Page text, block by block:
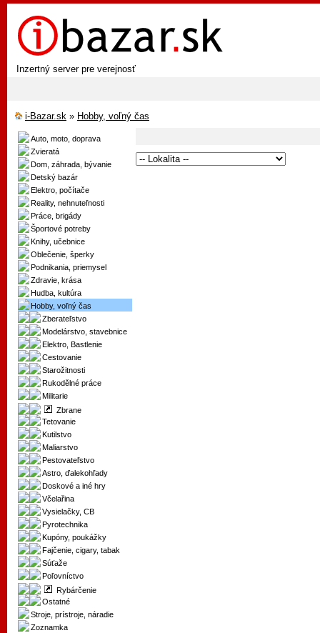
Inzertný server pre verejnosť
i-Bazar.sk » Hobby, voľný čas
Auto, moto, doprava
Zvieratá
Dom, záhrada, bývanie
Detský bazár
Elektro, počítače
Reality, nehnuteľnosti
Práce, brigády
Športové potreby
Knihy, učebnice
Oblečenie, šperky
Podnikania, priemysel
Zdravie, krása
Hudba, kultúra
Hobby, voľný čas
Zberateľstvo
Modelárstvo, stavebnice
Elektro, Bastlenie
Cestovanie
Starožitnosti
Rukodělné práce
Militarie
Zbrane
Tetovanie
Kutilstvo
Maliarstvo
Pestovateľstvo
Astro, ďalekohľady
Doskové a iné hry
Včelařina
Vysielačky, CB
Pyrotechnika
Kupóny, poukážky
Fajčenie, cigary, tabak
Súťaže
Poľovníctvo
Rybárčenie
Ostatné
Stroje, prístroje, náradie
Zoznamka